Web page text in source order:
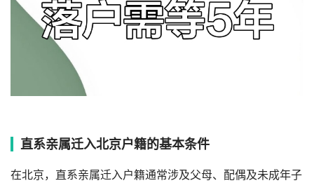
直系亲属迁入北京户籍的基本条件
在北京，直系亲属迁入户籍通常涉及父母、配偶及未成年子